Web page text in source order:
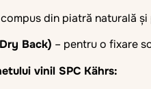
din piatră naturală
Back) – pentru o fixare
vinil SPC Kährs: